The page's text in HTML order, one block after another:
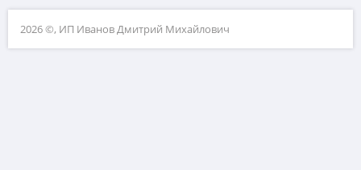
2026 ©, ИП Иванов Дмитрий Михайлович